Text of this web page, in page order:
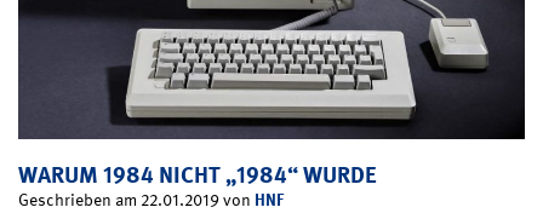
WARUM 1984 NICHT „1984“ WURDE
Geschrieben am 22.01.2019 von HNF